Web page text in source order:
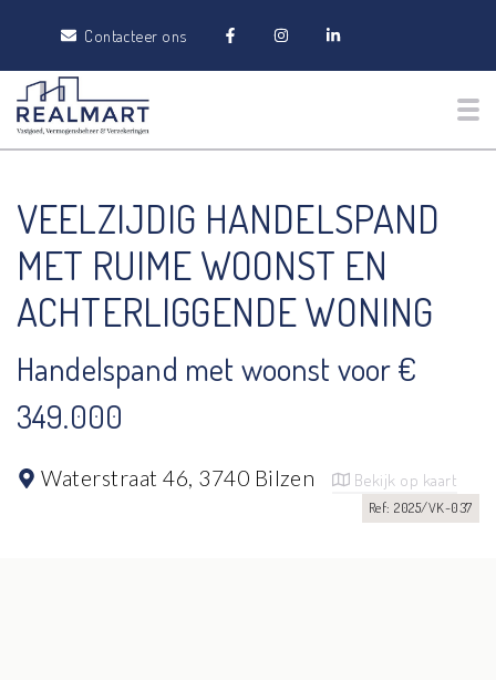
Contacteer ons
VEELZIJDIG HANDELSPAND
MET RUIME WOONST EN
ACHTERLIGGENDE WONING
Handelspand met woonst voor €
349.000
Waterstraat 46, 3740 Bilzen Bekijk op kaart
Ref: 2025/VK-037